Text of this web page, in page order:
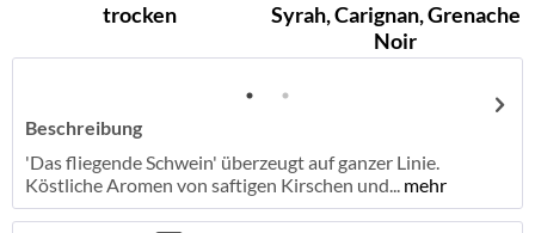
trocken
Syrah, Carignan, Grenache
Noir
Beschreibung
'Das fliegende Schwein' überzeugt auf ganzer Linie.
Köstliche Aromen von saftigen Kirschen und... mehr